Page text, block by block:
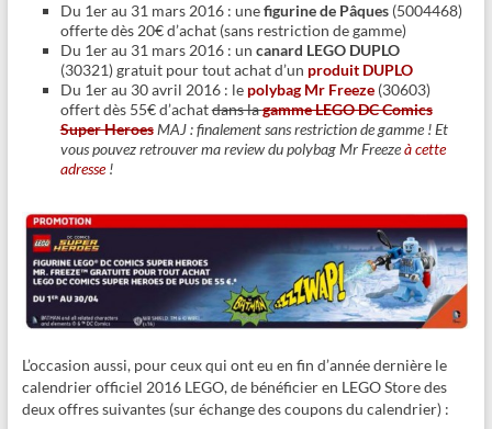
Du 1er au 31 mars 2016 : unefigurine de Pâques(5004468)
offerte dès 20€ d’achat (sans restriction de gamme)
Du 1er au 31 mars 2016 : un canard LEGO DUPLO
(30321) gratuit pour tout achat d’un produit DUPLO
Du 1er au 30 avril 2016 : le polybag Mr Freeze(30603)
offert dès 55€ d’achatdans lagamme LEGO DC Comics
Super HeroesMAJ : finalement sans restriction de gamme ! Et
vous pouvez retrouver ma review du polybag Mr Freezeà cette
adresse!
L’occasion aussi, pour ceux qui ont eu en fin d’année dernière le
calendrier officiel 2016 LEGO, de bénéficier en LEGO Store des
deux offres suivantes (sur échange des coupons du calendrier) :